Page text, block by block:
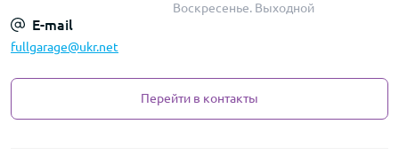
Воскресенье. Выходной
E-mail
fullgarage@ukr.net
Перейти в контакты